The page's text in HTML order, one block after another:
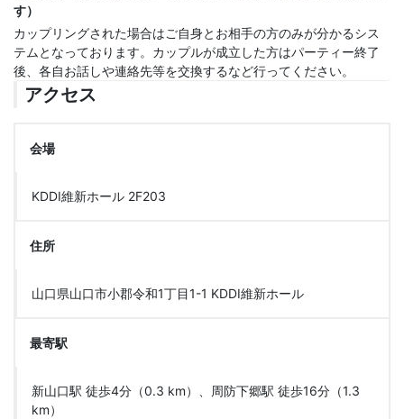
す）
カップリングされた場合はご自身とお相手の方のみが分かるシス
テムとなっております。カップルが成立した方はパーティー終了
後、各自お話しや連絡先等を交換するなど行ってください。
アクセス
会場
KDDI維新ホール 2F203
住所
山口県山口市小郡令和1丁目1-1 KDDI維新ホール
最寄駅
新山口駅 徒歩4分（0.3 km）、周防下郷駅 徒歩16分（1.3
km）